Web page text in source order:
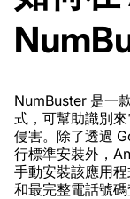
NumBuster 是一
式，可幫助識別
侵害。除了透過
行標準安裝外，
手動安裝該應用
和最完整電話號碼